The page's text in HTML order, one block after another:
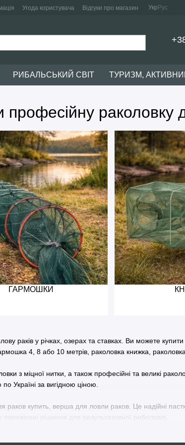
Угода користувача Відгуки про магазин Укр Рус
РИБАЛЬСЬКИЙ СВІТ ТУРИЗМ,
професійну раколовку
раків у річках, озерах та ставках. Ви можете
4, 8 або 10 метрів, раколовка книжка,
з міцної нитки, а також професійні та великі
Україні за вигідною ціною.
раков купить, верша для ловли раков. Це надійні
рішення для результативної риболовлі.
ГАРМОШКИ